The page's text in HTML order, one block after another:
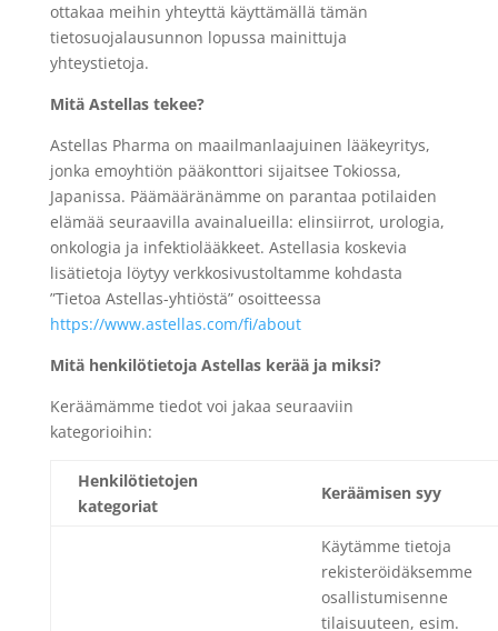
ottakaa meihin yhteyttä käyttämällä tämän
tietosuojalausunnon lopussa mainittuja
yhteystietoja.
Mitä Astellas tekee?
Astellas Pharma on maailmanlaajuinen lääkeyritys,
jonka emoyhtiön pääkonttori sijaitsee Tokiossa,
Japanissa. Päämääränämme on parantaa potilaiden
elämää seuraavilla avainalueilla: elinsiirrot, urologia,
onkologia ja infektiolääkkeet. Astellasia koskevia
lisätietoja löytyy verkkosivustoltamme kohdasta
”Tietoa Astellas-yhtiöstä” osoitteessa
https://www.astellas.com/fi/about
Mitä henkilötietoja Astellas kerää ja miksi?
Keräämämme tiedot voi jakaa seuraaviin
kategorioihin:
Henkilötietojen
kategoriat
Keräämisen syy
Käytämme tietoja
rekisteröidäksemme
osallistumisenne
tilaisuuteen, esim.